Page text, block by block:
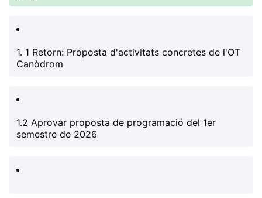
1. 1 Retorn: Proposta d'activitats concretes de l'OT
Canòdrom
1.2 Aprovar proposta de programació del 1er
semestre de 2026